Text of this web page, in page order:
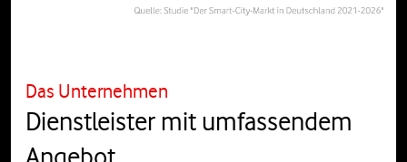
Das Unternehmen
Dienstleister mit umfassendem